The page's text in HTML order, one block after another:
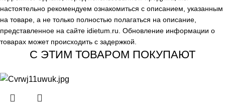
настоятельно рекомендуем ознакомиться с описанием, указанным
на товаре, а не только полностью полагаться на описание,
представленное на сайте idietum.ru . Обновление информации о
товарах может происходить с задержкой.
С ЭТИМ ТОВАРОМ ПОКУПАЮТ